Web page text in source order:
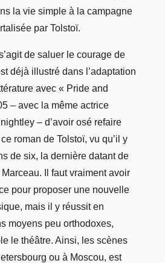
la vie simple à la campagne
par Tolstoï.
de saluer le courage de
déjà illustré dans l’adaptation
avec « Pride and
– avec la même actrice
– d’avoir osé refaire
roman de Tolstoï, vu qu’il y
de six, la dernière datant de
Il faut vraiment avoir
pour proposer une nouvelle
mais il y réussit en
moyens peu orthodoxes,
le théâtre. Ainsi, les scènes
ou à Moscou, est